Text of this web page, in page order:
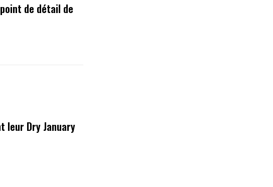
de détail de
leur Dry January